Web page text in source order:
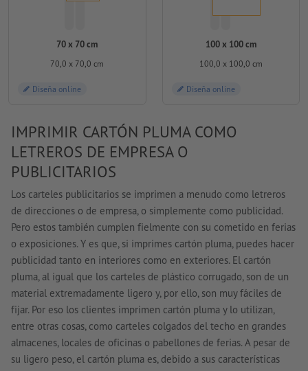
70 x 70 cm
70,0 x 70,0 cm
Diseña online
100 x 100 cm
100,0 x 100,0 cm
Diseña online
IMPRIMIR CARTÓN PLUMA COMO
LETREROS DE EMPRESA O
PUBLICITARIOS
Los carteles publicitarios se imprimen a menudo como letreros
de direcciones o de empresa, o simplemente como publicidad.
Pero estos también cumplen fielmente con su cometido en ferias
o exposiciones. Y es que, si imprimes cartón pluma, puedes hacer
publicidad tanto en interiores como en exteriores. El cartón
pluma, al igual que los carteles de plástico corrugado, son de un
material extremadamente ligero y, por ello, son muy fáciles de
fijar. Por eso los clientes imprimen cartón pluma y lo utilizan,
entre otras cosas, como carteles colgados del techo en grandes
almacenes, locales de oficinas o pabellones de ferias. A pesar de
su ligero peso, el cartón pluma es, debido a sus características